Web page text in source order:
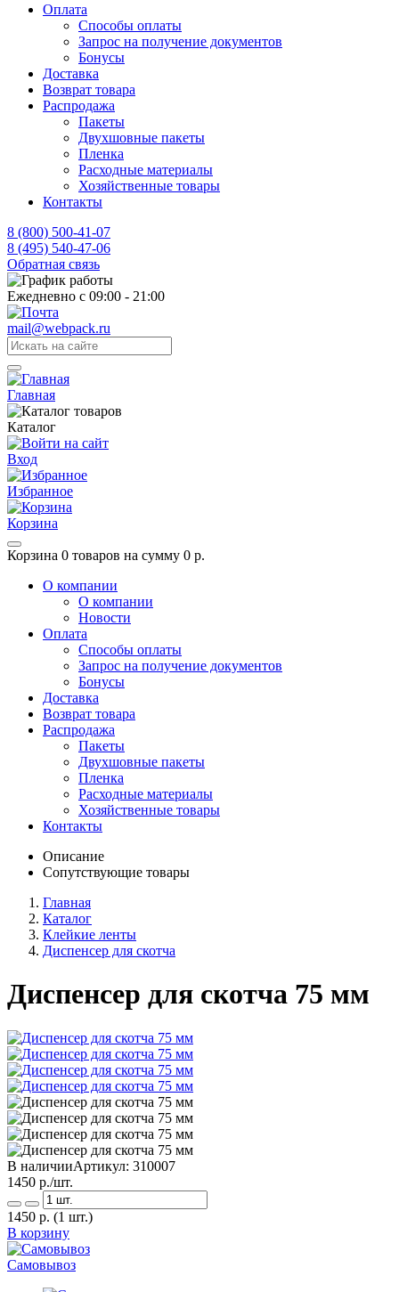
Оплата
Способы оплаты
Запрос на получение документов
Бонусы
Доставка
Возврат товара
Распродажа
Пакеты
Двухшовные пакеты
Пленка
Расходные материалы
Хозяйственные товары
Контакты
8 (800) 500-41-07
8 (495) 540-47-06
Обратная связь
Ежедневно с 09:00 - 21:00
mail@webpack.ru
Главная
Каталог
Вход
Избранное
Корзина
Корзина 0 товаров на сумму 0 р.
О компании
О компании
Новости
Оплата
Способы оплаты
Запрос на получение документов
Бонусы
Доставка
Возврат товара
Распродажа
Пакеты
Двухшовные пакеты
Пленка
Расходные материалы
Хозяйственные товары
Контакты
Описание
Сопутствующие товары
Главная
Каталог
Клейкие ленты
Диспенсер для скотча
Диспенсер для скотча 75 мм
В наличииАртикул: 310007
1450 р./шт.
1450 р. (1 шт.)
В корзину
Самовывоз